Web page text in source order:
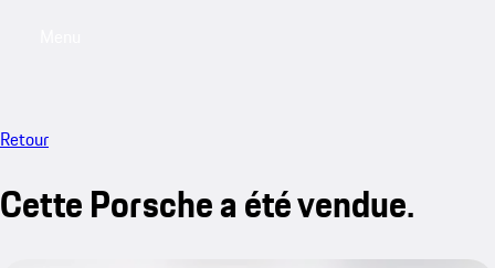
Retour
Cette Porsche a été vendue.